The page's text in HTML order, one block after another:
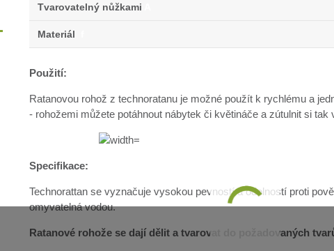
Tvarovatelný nůžkami
Materiál
Použití:
Ratanovou rohož z technoratanu je možné použít k rychlému a
- rohožemi můžete potáhnout nábytek či květináče a zútulnit si tak
Specifikace:
Technorattan se vyznačuje vysokou pevností a odolností proti
omyvatelná vodou.
Ratanové rohože se dají dělit a tvarovat do požadovaných